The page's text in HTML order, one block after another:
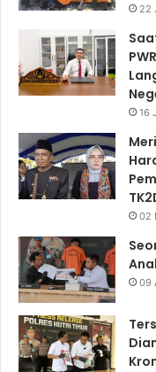
22
16
02
09